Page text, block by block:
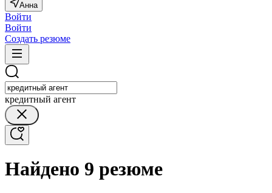
Анна
Войти
Войти
Создать резюме
кредитный агент
Найдено 9 резюме